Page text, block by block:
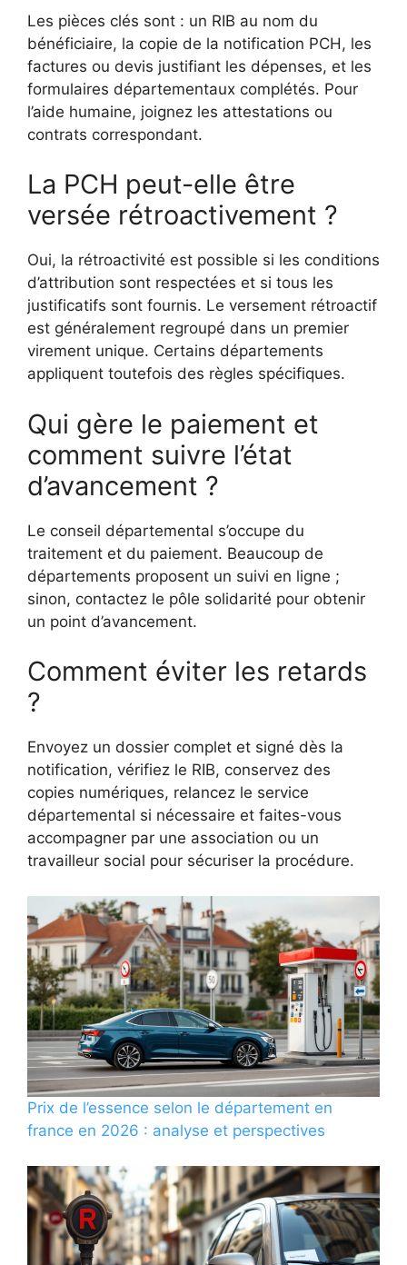
Les pièces clés sont : un RIB au nom du
bénéficiaire, la copie de la notification PCH, les
factures ou devis justifiant les dépenses, et les
formulaires départementaux complétés. Pour
l’aide humaine, joignez les attestations ou
contrats correspondant.
La PCH peut-elle être
versée rétroactivement ?
Oui, la rétroactivité est possible si les conditions
d’attribution sont respectées et si tous les
justificatifs sont fournis. Le versement rétroactif
est généralement regroupé dans un premier
virement unique. Certains départements
appliquent toutefois des règles spécifiques.
Qui gère le paiement et
comment suivre l’état
d’avancement ?
Le conseil départemental s’occupe du
traitement et du paiement. Beaucoup de
départements proposent un suivi en ligne ;
sinon, contactez le pôle solidarité pour obtenir
un point d’avancement.
Comment éviter les retards
?
Envoyez un dossier complet et signé dès la
notification, vérifiez le RIB, conservez des
copies numériques, relancez le service
départemental si nécessaire et faites-vous
accompagner par une association ou un
travailleur social pour sécuriser la procédure.
Prix de l’essence selon le département en
france en 2026 : analyse et perspectives